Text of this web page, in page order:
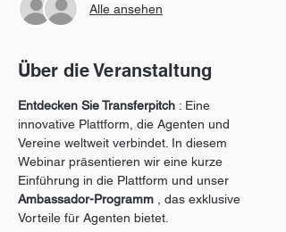
Alle ansehen
Über die Veranstaltung
Entdecken Sie Transferpitch : Eine
innovative Plattform, die Agenten und
Vereine weltweit verbindet. In diesem
Webinar präsentieren wir eine kurze
Einführung in die Plattform und unser
Ambassador-Programm , das exklusive
Vorteile für Agenten bietet.